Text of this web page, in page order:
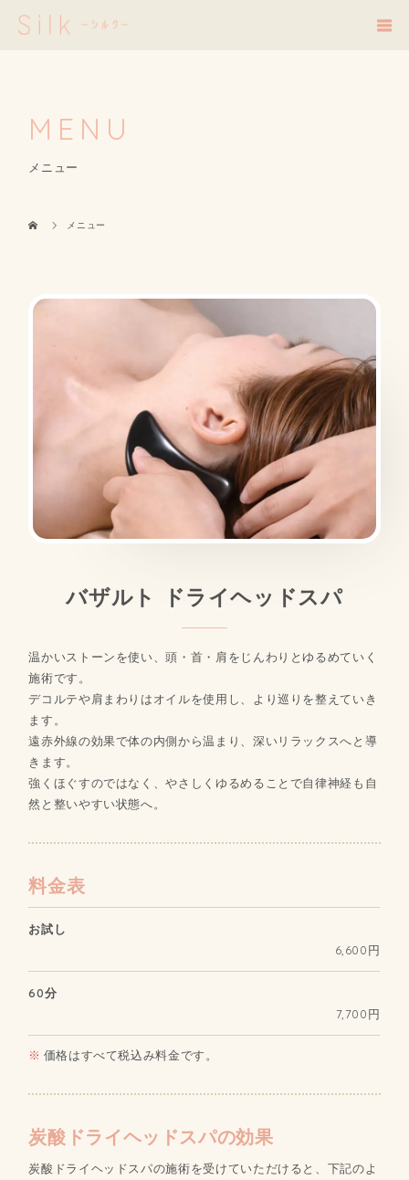
MENU
メニュー
メニュー
バザルト ドライヘッドスパ
温かいストーンを使い、頭・首・肩をじんわりとゆるめていく
施術です。
デコルテや肩まわりはオイルを使用し、より巡りを整えていき
ます。
遠赤外線の効果で体の内側から温まり、深いリラックスへと導
きます。
強くほぐすのではなく、やさしくゆるめることで自律神経も自
然と整いやすい状態へ。
料金表
お試し
6,600円
60分
7,700円
価格はすべて税込み料金です。
炭酸ドライヘッドスパの効果
炭酸ドライヘッドスパの施術を受けていただけると、下記のよ